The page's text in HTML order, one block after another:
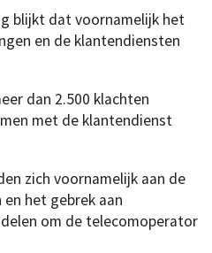
blijkt dat voornamelijk het
en de klantendiensten
dan 2.500 klachten
met de klantendienst
zich voornamelijk aan de
het gebrek aan
om de telecomoperator